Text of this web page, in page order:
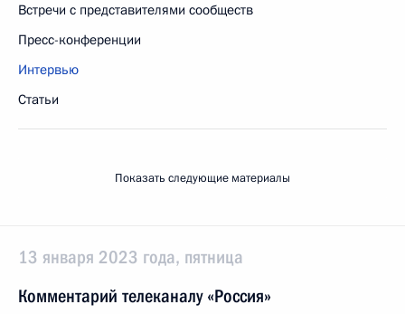
Встречи с представителями сообществ
Пресс-конференции
Интервью
Статьи
Показать следующие материалы
13 января 2023 года, пятница
Комментарий телеканалу «Россия»